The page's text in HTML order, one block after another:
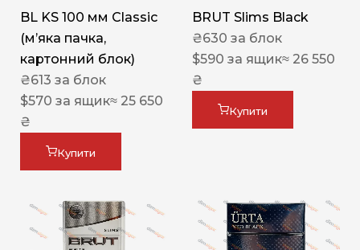
BL KS 100 мм Classic
(м’яка пачка,
картонний блок)
₴613 за блок
$570 за ящик≈ 25 650
₴
Купити
BRUT Slims Black
₴630 за блок
$590 за ящик≈ 26 550
₴
Купити